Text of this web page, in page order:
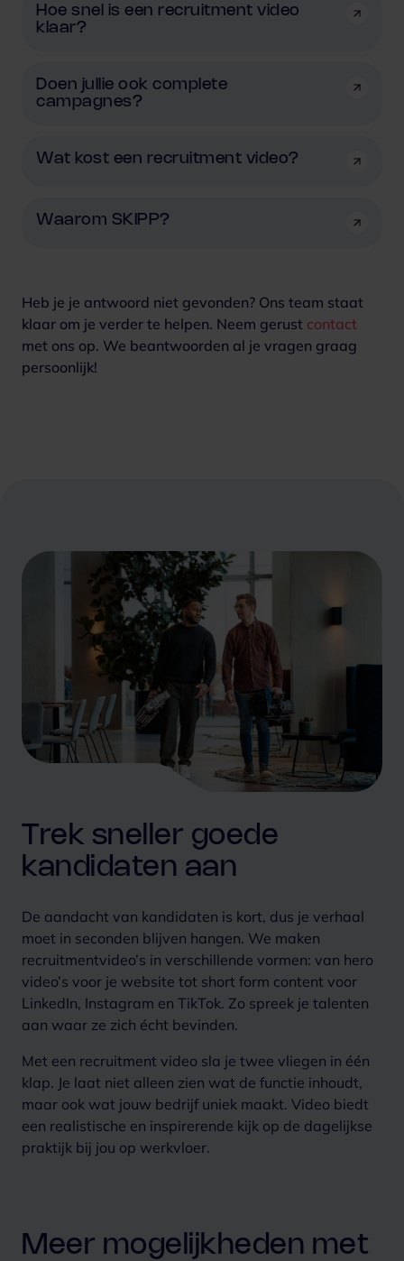
Hoe snel is een recruitment video
klaar?
Doen jullie ook complete
campagnes?
Wat kost een recruitment video?
Waarom SKIPP?
Heb je je antwoord niet gevonden? Ons team staat
klaar om je verder te helpen. Neem gerust contact
met ons op. We beantwoorden al je vragen graag
persoonlijk!
Trek sneller goede
kandidaten aan
De aandacht van kandidaten is kort, dus je verhaal
moet in seconden blijven hangen. We maken
recruitmentvideo’s in verschillende vormen: van hero
video’s voor je website tot short form content voor
LinkedIn, Instagram en TikTok. Zo spreek je talenten
aan waar ze zich écht bevinden.
Met een recruitment video sla je twee vliegen in één
klap. Je laat niet alleen zien wat de functie inhoudt,
maar ook wat jouw bedrijf uniek maakt. Video biedt
een realistische en inspirerende kijk op de dagelijkse
praktijk bij jou op werkvloer.
Meer mogelijkheden met